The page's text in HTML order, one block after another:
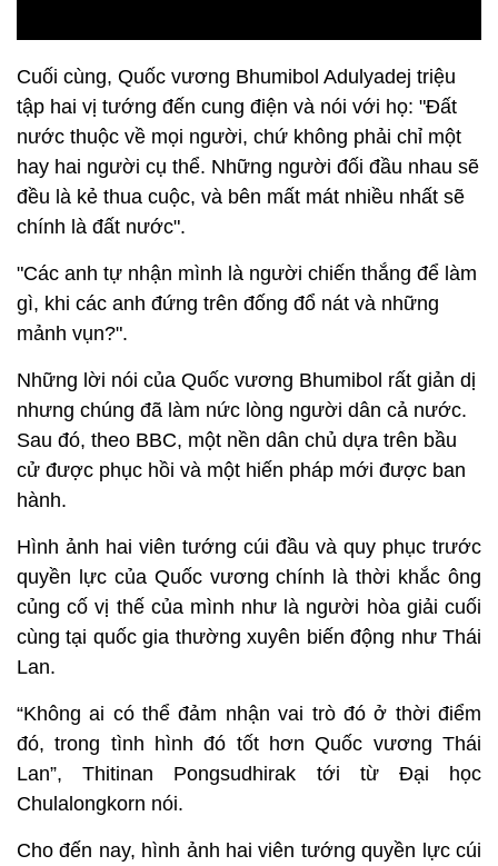
Cuối cùng, Quốc vương Bhumibol Adulyadej triệu
tập hai vị tướng đến cung điện và nói với họ: "Đất
nước thuộc về mọi người, chứ không phải chỉ một
hay hai người cụ thể. Những người đối đầu nhau sẽ
đều là kẻ thua cuộc, và bên mất mát nhiều nhất sẽ
chính là đất nước".
"Các anh tự nhận mình là người chiến thắng để làm
gì, khi các anh đứng trên đống đổ nát và những
mảnh vụn?".
Những lời nói của Quốc vương Bhumibol rất giản dị
nhưng chúng đã làm nức lòng người dân cả nước.
Sau đó, theo BBC, một nền dân chủ dựa trên bầu
cử được phục hồi và một hiến pháp mới được ban
hành.
Hình ảnh hai viên tướng cúi đầu và quy phục trước
quyền lực của Quốc vương chính là thời khắc ông
củng cố vị thế của mình như là người hòa giải cuối
cùng tại quốc gia thường xuyên biến động như Thái
Lan.
“Không ai có thể đảm nhận vai trò đó ở thời điểm
đó, trong tình hình đó tốt hơn Quốc vương Thái
Lan”, Thitinan Pongsudhirak tới từ Đại học
Chulalongkorn nói.
Cho đến nay, hình ảnh hai viên tướng quyền lực cúi